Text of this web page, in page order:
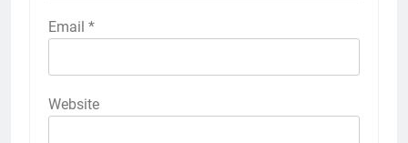
Email *
Website